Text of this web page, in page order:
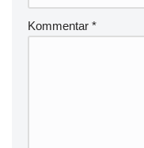
Kommentar *